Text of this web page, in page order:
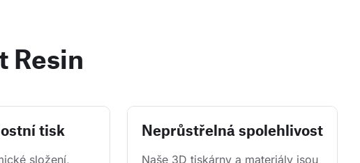
Resin
tisk
složení,
Neprůstřelná spolehlivost
Naše 3D tiskárny a materiály jsou